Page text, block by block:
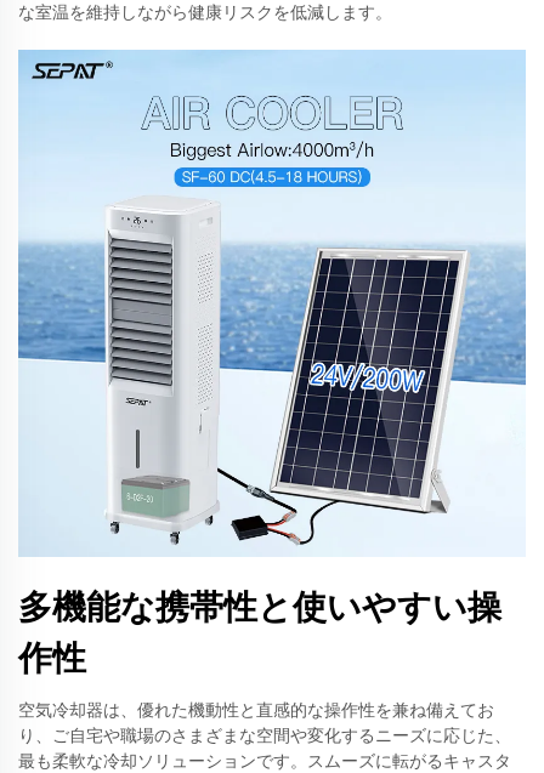
な室温を維持しながら健康リスクを低減します。
多機能な携帯性と使いやすい操
作性
空気冷却器は、優れた機動性と直感的な操作性を兼ね備えてお
り、ご自宅や職場のさまざまな空間や変化するニーズに応じた、
最も柔軟な冷却ソリューションです。スムーズに転がるキャスタ